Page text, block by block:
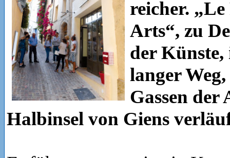
reicher.
Arts“, zu
der Künste,
langer
Gassen der
Halbinsel von Giens